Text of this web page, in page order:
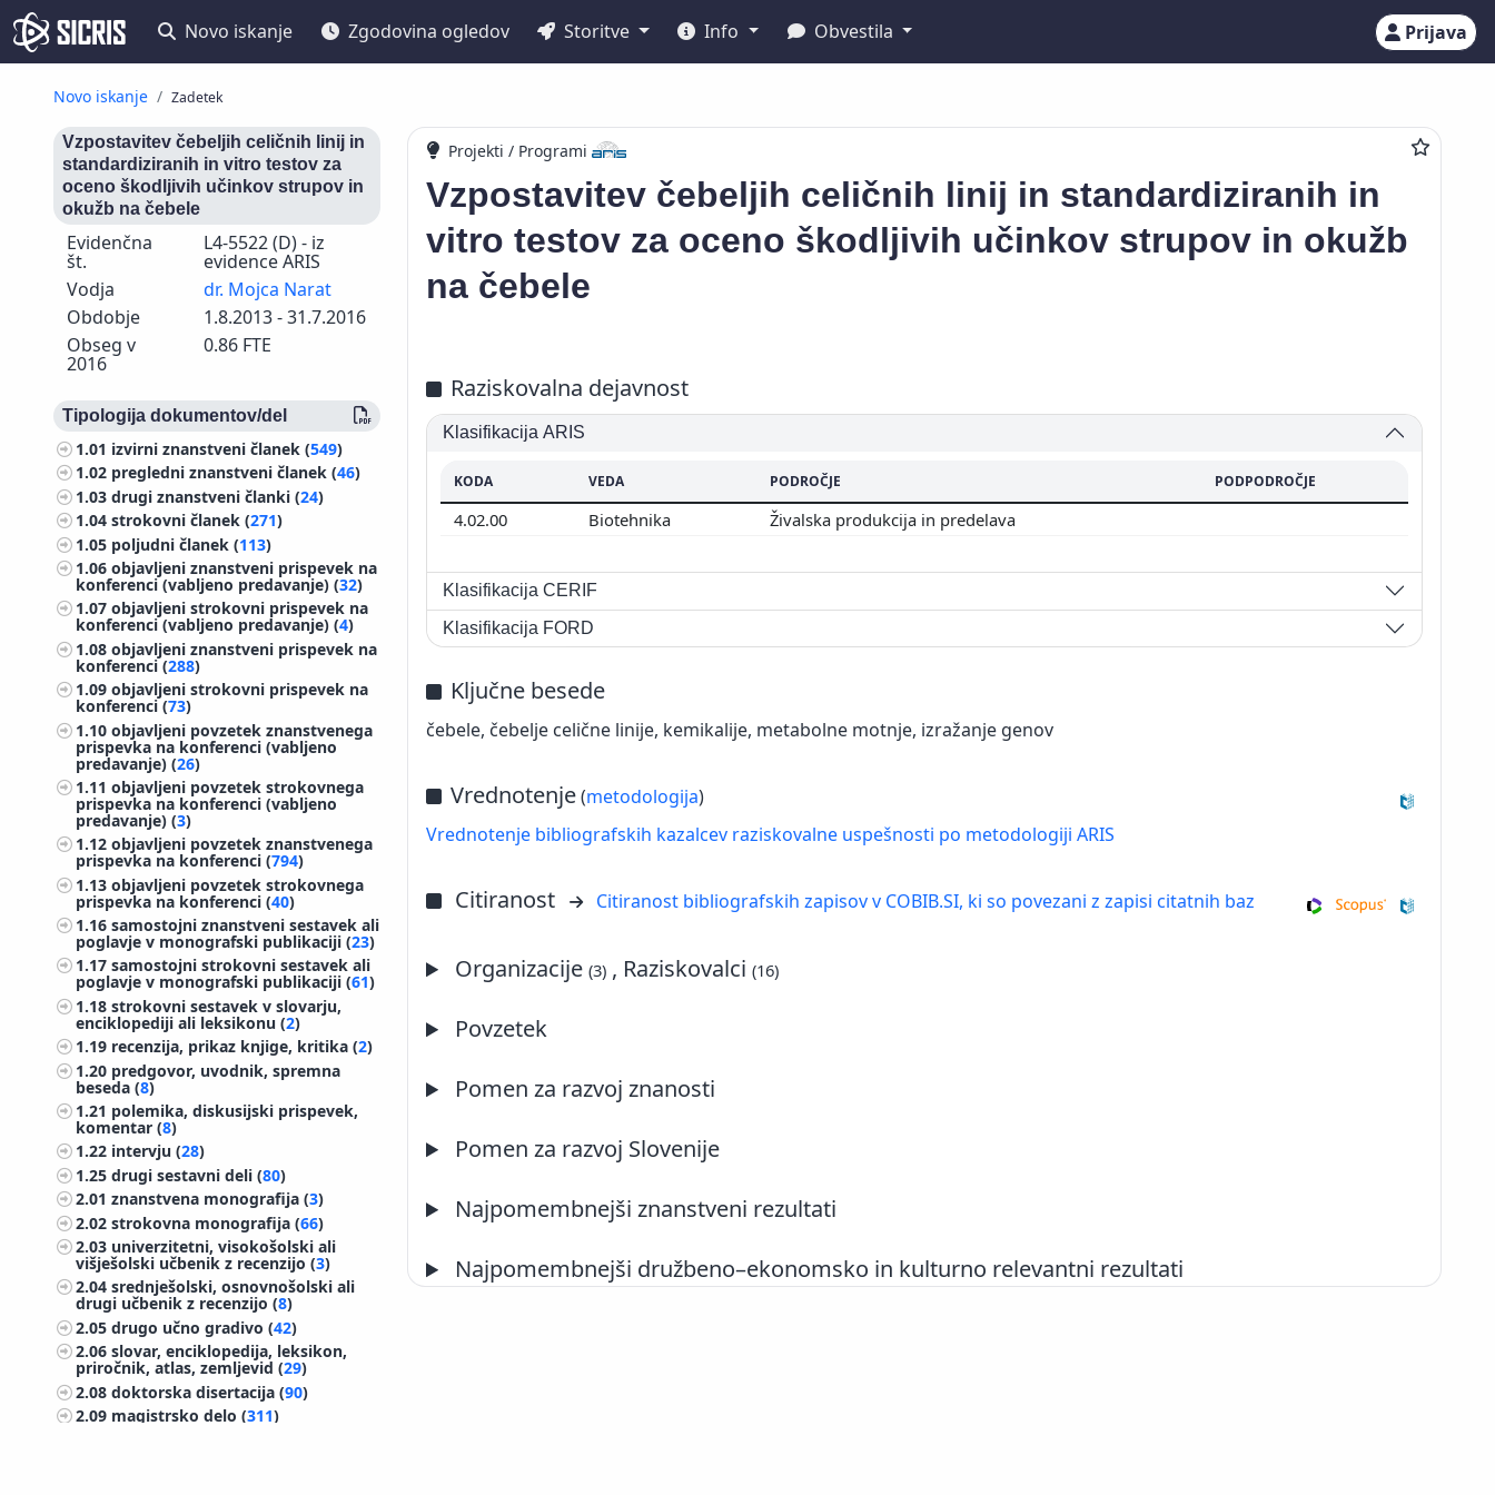
Novo iskanje Zgodovina ogledov Storitve Info Obvestila Prijava
Novo iskanje Zadetek
Vzpostavitev čebeljih celičnih linij in
standardiziranih in vitro testov za
oceno škodljivih učinkov strupov in
okužb na čebele
Evidenčna
št.
L4-5522 (D) - iz
evidence ARIS
Vodja
dr. Mojca Narat
Obdobje
1.8.2013 - 31.7.2016
Obseg v
2016
0.86 FTE
Tipologija dokumentov/del
1.01 izvirni znanstveni članek (549)
1.02 pregledni znanstveni članek (46)
1.03drugi znanstveni članki (24)
1.04strokovni članek (271)
1.05 poljudni članek (113)
1.06objavljeni znanstveni prispevek na
konferenci (vabljeno predavanje) (32)
1.07objavljeni strokovni prispevek na
konferenci (vabljeno predavanje) (4)
1.08objavljeni znanstveni prispevek na
konferenci (288)
1.09objavljeni strokovni prispevek na
konferenci (73)
1.10objavljeni povzetek znanstvenega
prispevka na konferenci (vabljeno
predavanje) (26)
1.11objavljeni povzetek strokovnega
prispevka na konferenci (vabljeno
predavanje) (3)
1.12objavljeni povzetek znanstvenega
prispevka na konferenci (794)
1.13objavljeni povzetek strokovnega
prispevka na konferenci (40)
1.16samostojni znanstveni sestavek ali
poglavje v monografski publikaciji (23)
1.17samostojni strokovni sestavek ali
poglavje v monografski publikaciji (61)
1.18strokovni sestavek v slovarju,
enciklopediji ali leksikonu (2)
1.19 recenzija, prikaz knjige, kritika (2)
1.20 predgovor, uvodnik, spremna
beseda (8)
1.21 polemika, diskusijski prispevek,
komentar (8)
1.22 intervju (28)
1.25drugi sestavni deli (80)
2.01znanstvena monografija (3)
2.02strokovna monografija (66)
2.03 univerzitetni, visokošolski ali
višješolski učbenik z recenzijo (3)
2.04srednješolski, osnovnošolski ali
drugi učbenik z recenzijo (8)
2.05drugo učno gradivo (42)
2.06slovar, enciklopedija, leksikon,
priročnik, atlas, zemljevid (29)
2.08doktorska disertacija (90)
2.09 magistrsko delo (311)
Projekti / Programi
Vzpostavitev čebeljih celičnih linij in standardiziranih in
vitro testov za oceno škodljivih učinkov strupov in okužb
na čebele
Raziskovalna dejavnost
Klasifikacija ARIS
KODA VEDA PODROČJE PODPODROČJE
4.02.00 Biotehnika Živalska produkcija in predelava
Klasifikacija CERIF
Klasifikacija FORD
Ključne besede
čebele, čebelje celične linije, kemikalije, metabolne motnje, izražanje genov
Vrednotenje(metodologija)
Vrednotenje bibliografskih kazalcev raziskovalne uspešnosti po metodologiji ARIS
Citiranost Citiranost bibliografskih zapisov v COBIB.SI, ki so povezani z zapisi citatnih baz
Organizacije(3) , Raziskovalci(16)
Povzetek
Pomen za razvoj znanosti
Pomen za razvoj Slovenije
Najpomembnejši znanstveni rezultati
Najpomembnejši družbeno–ekonomsko in kulturno relevantni rezultati